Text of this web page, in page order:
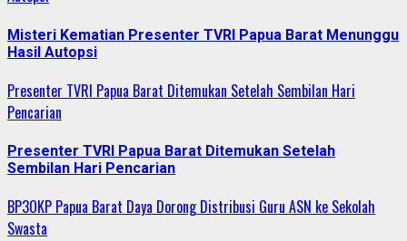
Misteri Kematian Presenter TVRI Papua Barat Menunggu
Hasil Autopsi
Presenter TVRI Papua Barat Ditemukan Setelah Sembilan Hari
Pencarian
Presenter TVRI Papua Barat Ditemukan Setelah
Sembilan Hari Pencarian
BP3OKP Papua Barat Daya Dorong Distribusi Guru ASN ke Sekolah
Swasta